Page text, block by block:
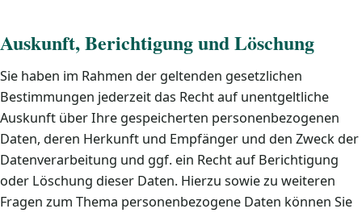
Auskunft, Berichtigung und Löschung
Sie haben im Rahmen der geltenden gesetzlichen
Bestimmungen jederzeit das Recht auf unentgeltliche
Auskunft über Ihre gespeicherten personenbezogenen
Daten, deren Herkunft und Empfänger und den Zweck der
Datenverarbeitung und ggf. ein Recht auf Berichtigung
oder Löschung dieser Daten. Hierzu sowie zu weiteren
Fragen zum Thema personenbezogene Daten können Sie